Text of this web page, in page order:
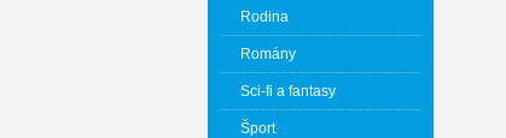
Rodina
Romány
Sci-fi a fantasy
Šport